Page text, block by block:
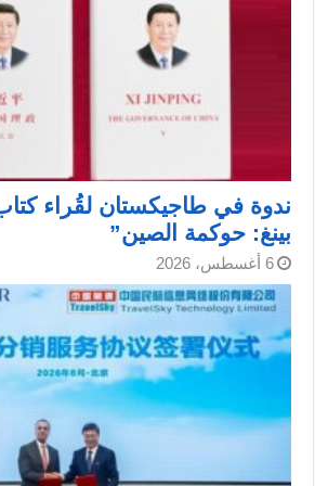
ندوة في طاجيكستان لقُراء
بينغ: حوكمة الصين”
6 أغسطس، 2026